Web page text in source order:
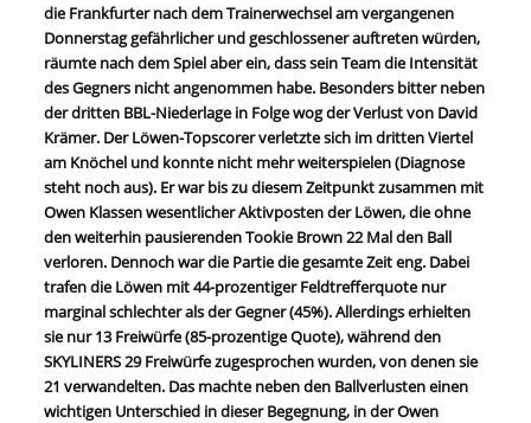
die Frankfurter nach dem Trainerwechsel am vergangenen
Donnerstag gefährlicher und geschlossener auftreten würden,
räumte nach dem Spiel aber ein, dass sein Team die Intensität
des Gegners nicht angenommen habe. Besonders bitter neben
der dritten BBL-Niederlage in Folge wog der Verlust von David
Krämer. Der Löwen-Topscorer verletzte sich im dritten Viertel
am Knöchel und konnte nicht mehr weiterspielen (Diagnose
steht noch aus). Er war bis zu diesem Zeitpunkt zusammen mit
Owen Klassen wesentlicher Aktivposten der Löwen, die ohne
den weiterhin pausierenden Tookie Brown 22 Mal den Ball
verloren. Dennoch war die Partie die gesamte Zeit eng. Dabei
trafen die Löwen mit 44-prozentiger Feldtrefferquote nur
marginal schlechter als der Gegner (45%). Allerdings erhielten
sie nur 13 Freiwürfe (85-prozentige Quote), während den
SKYLINERS 29 Freiwürfe zugesprochen wurden, von denen sie
21 verwandelten. Das machte neben den Ballverlusten einen
wichtigen Unterschied in dieser Begegnung, in der Owen